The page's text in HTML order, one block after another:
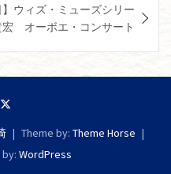
ウィズ・ミューズシリー
オーボエ・コンサート
Theme by: Theme Horse
WordPress